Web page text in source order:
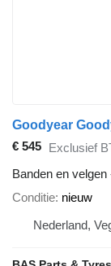
Goodyear
€ 545 Exclusief
Banden en
Conditie nieuw
Nederland,